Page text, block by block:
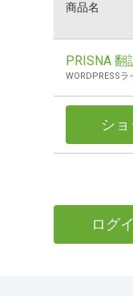
商品名
シ
PRISNA 翻
WORDPRESSラ
ログ